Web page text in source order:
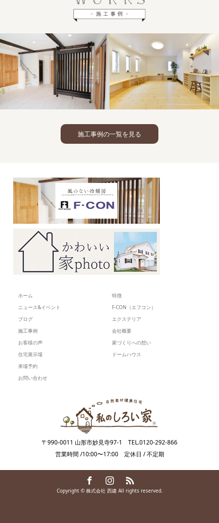
光冷暖 洋
の家 洋瓦 漆喰
施工事例の一覧を見る
ホーム
ニュース&イベント
ブログ
施工事例
お客様の声
住宅展示場
来場予約
お問い合わせ
特徴
F-CON（エフコン）
エクステリア
会社概要
家づくりへの想い
ドームハウス
〒990-0011 山形市妙見寺97-1 TEL.0120-292-866
営業時間 /10:00〜17:00 定休日 / 不定期
Copyright © 株式会社 西建 All rights reserved.